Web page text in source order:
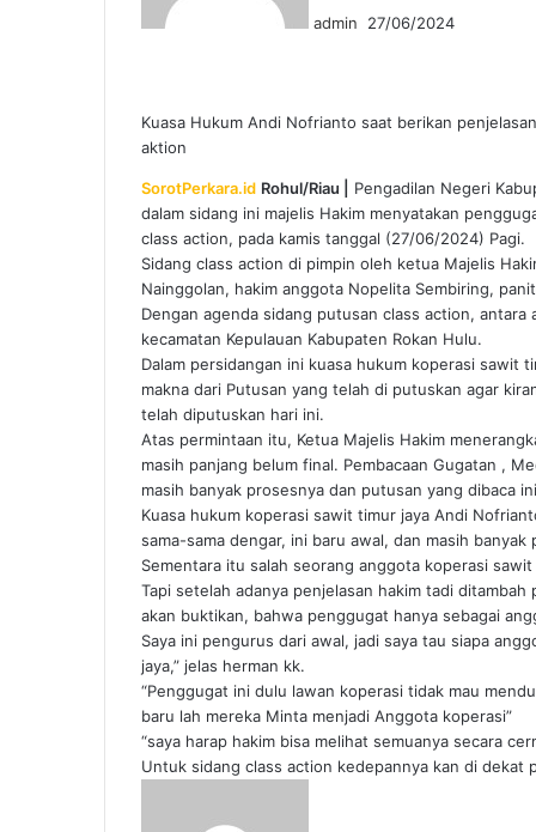
admin 27/06/2024
Kuasa Hukum Andi Nofrianto saat berikan
aktion
SorotPerkara.id Rohul/Riau |
Pengadilan Negeri
dalam sidang ini majelis Hakim menyatakan
class action, pada kamis tanggal (27/06/2024) Pagi.
Sidang class action di pimpin oleh ketua Majelis
Nainggolan, hakim anggota Nopelita Sembiring,
Dengan agenda sidang putusan class action,
kecamatan Kepulauan Kabupaten Rokan Hulu.
Dalam persidangan ini kuasa hukum koperasi sawit
makna dari Putusan yang telah di putuskan agar
telah diputuskan hari ini.
Atas permintaan itu, Ketua Majelis Hakim
masih panjang belum final. Pembacaan Gugatan ,
masih banyak prosesnya dan putusan yang dibaca
Kuasa hukum koperasi sawit timur jaya Andi
sama-sama dengar, ini baru awal, dan masih banyak
Sementara itu salah seorang anggota koperasi
Tapi setelah adanya penjelasan hakim tadi
akan buktikan, bahwa penggugat hanya sebagai
Saya ini pengurus dari awal, jadi saya tau siapa
jaya,” jelas herman kk.
“Penggugat ini dulu lawan koperasi tidak mau
baru lah mereka Minta menjadi Anggota koperasi”
“saya harap hakim bisa melihat semuanya secara
Untuk sidang class action kedepannya kan di dekat